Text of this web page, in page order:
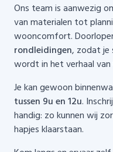
Ons team is aanwezig
van materialen tot
wooncomfort.
rondleidingen, zodat je
wordt in het verhaal van
Je kan gewoon
tussen 9u en 12u.
handig: zo kunnen wij
hapjes klaarstaan.